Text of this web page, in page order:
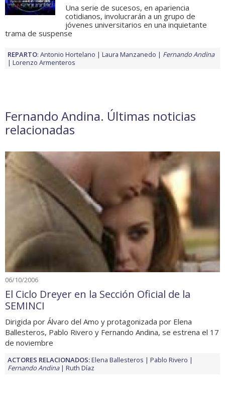
Una serie de sucesos, en apariencia
cotidianos, involucrarán a un grupo de
jóvenes universitarios en una inquietante
trama de suspense
REPARTO: Antonio Hortelano Laura Manzanedo
Fernando Andina
Lorenzo Armenteros
Fernando Andina. Últimas noticias
relacionadas
06/10/2006
El Ciclo Dreyer en la Sección Oficial de la
SEMINCI
Dirigida por Álvaro del Amo y protagonizada por Elena
Ballesteros, Pablo Rivero y Fernando Andina, se estrena el 17
de noviembre
ACTORES RELACIONADOS:Elena Ballesteros
Pablo Rivero
Fernando Andina
Ruth Díaz